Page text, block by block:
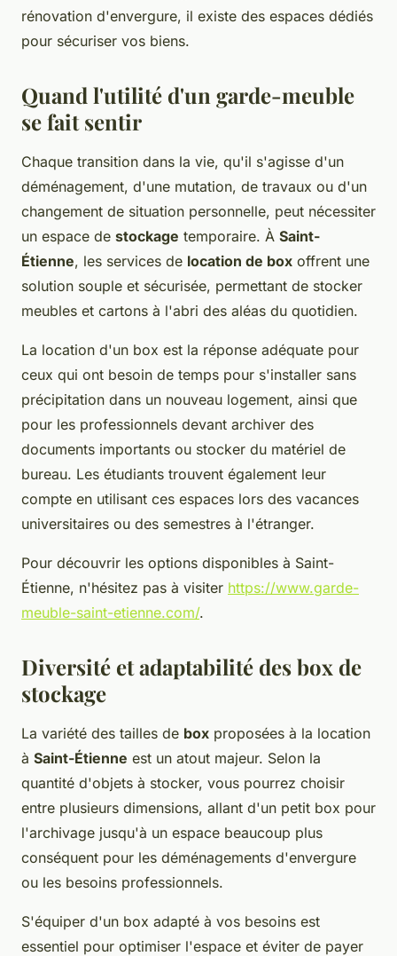
rénovation d'envergure, il existe des espaces dédiés
pour sécuriser vos biens.
Quand l'utilité d'un garde-meuble
se fait sentir
Chaque transition dans la vie, qu'il s'agisse d'un
déménagement, d'une mutation, de travaux ou d'un
changement de situation personnelle, peut nécessiter
un espace de stockage temporaire. À Saint-
Étienne, les services de location de box offrent une
solution souple et sécurisée, permettant de stocker
meubles et cartons à l'abri des aléas du quotidien.
La location d'un box est la réponse adéquate pour
ceux qui ont besoin de temps pour s'installer sans
précipitation dans un nouveau logement, ainsi que
pour les professionnels devant archiver des
documents importants ou stocker du matériel de
bureau. Les étudiants trouvent également leur
compte en utilisant ces espaces lors des vacances
universitaires ou des semestres à l'étranger.
Pour découvrir les options disponibles à Saint-
Étienne, n'hésitez pas à visiter https://www.garde-
meuble-saint-etienne.com/.
Diversité et adaptabilité des box de
stockage
La variété des tailles de box proposées à la location
à Saint-Étienne est un atout majeur. Selon la
quantité d'objets à stocker, vous pourrez choisir
entre plusieurs dimensions, allant d'un petit box pour
l'archivage jusqu'à un espace beaucoup plus
conséquent pour les déménagements d'envergure
ou les besoins professionnels.
S'équiper d'un box adapté à vos besoins est
essentiel pour optimiser l'espace et éviter de payer